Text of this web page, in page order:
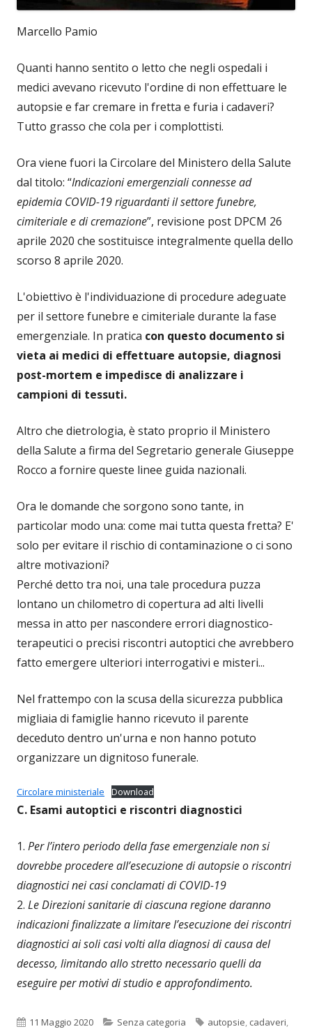
Marcello Pamio
Quanti hanno sentito o letto che negli ospedali i
medici avevano ricevuto l'ordine di non effettuare le
autopsie e far cremare in fretta e furia i cadaveri?
Tutto grasso che cola per i complottisti.
Ora viene fuori la Circolare del Ministero della Salute
dal titolo: “Indicazioni emergenziali connesse ad
epidemia COVID-19 riguardanti il settore funebre,
cimiteriale e di cremazione”, revisione post DPCM 26
aprile 2020 che sostituisce integralmente quella dello
scorso 8 aprile 2020.
L'obiettivo è l'individuazione di procedure adeguate
per il settore funebre e cimiteriale durante la fase
emergenziale. In pratica con questo documento si
vieta ai medici di effettuare autopsie, diagnosi
post-mortem e impedisce di analizzare i
campioni di tessuti.
Altro che dietrologia, è stato proprio il Ministero
della Salute a firma del Segretario generale Giuseppe
Rocco a fornire queste linee guida nazionali.
Ora le domande che sorgono sono tante, in
particolar modo una: come mai tutta questa fretta? E'
solo per evitare il rischio di contaminazione o ci sono
altre motivazioni?
Perché detto tra noi, una tale procedura puzza
lontano un chilometro di copertura ad alti livelli
messa in atto per nascondere errori diagnostico-
terapeutici o precisi riscontri autoptici che avrebbero
fatto emergere ulteriori interrogativi e misteri...
Nel frattempo con la scusa della sicurezza pubblica
migliaia di famiglie hanno ricevuto il parente
deceduto dentro un'urna e non hanno potuto
organizzare un dignitoso funerale.
Circolare ministeriale Download
C. Esami autoptici e riscontri diagnostici
1. Per l’intero periodo della fase emergenziale non si
dovrebbe procedere all’esecuzione di autopsie o riscontri
diagnostici nei casi conclamati di COVID-19
2. Le Direzioni sanitarie di ciascuna regione daranno
indicazioni finalizzate a limitare l’esecuzione dei riscontri
diagnostici ai soli casi volti alla diagnosi di causa del
decesso, limitando allo stretto necessario quelli da
eseguire per motivi di studio e approfondimento.
Pubblicato
11 Maggio 2020 Categorie
Senza categoria Tag
autopsie, cadaveri,